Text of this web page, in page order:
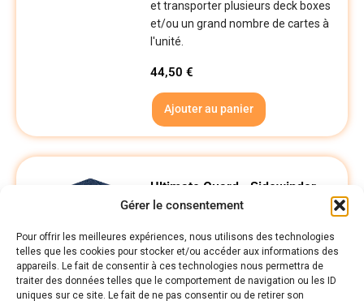
Gérer le consentement
Pour offrir les meilleures expériences, nous utilisons des technologies
telles que les cookies pour stocker et/ou accéder aux informations des
appareils. Le fait de consentir à ces technologies nous permettra de
traiter des données telles que le comportement de navigation ou les ID
uniques sur ce site. Le fait de ne pas consentir ou de retirer son
et transporter plusieurs deck boxes
et/ou un grand nombre de cartes à
l'unité.
44,50€
Ajouter au panier
Ultimate Guard - Sidewinder
100+ Xenoskin - MTG Avatar -
Blue Mana
Le Sidewinder 100+ Xenoskin
d'Ultimate Guard est une deck box